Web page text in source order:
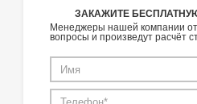
ЗАКАЖИТЕ
Менеджеры нашей компании
вопросы и произведут расчёт